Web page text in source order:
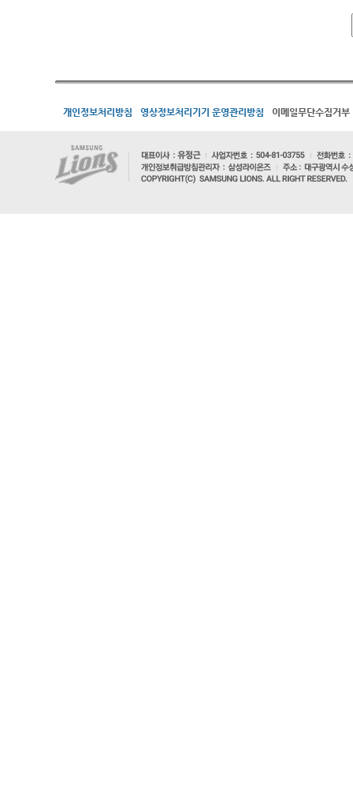
개인정보처리방침 영상정보처리기기 운영관리방침 이메일무단수집거부